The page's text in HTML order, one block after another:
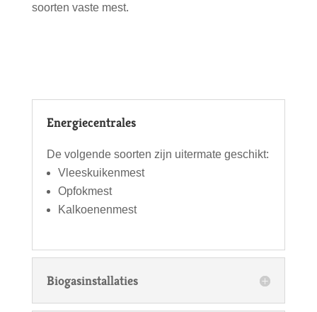
soorten vaste mest.
Energiecentrales
De volgende soorten zijn uitermate geschikt:
Vleeskuikenmest
Opfokmest
Kalkoenenmest
Biogasinstallaties